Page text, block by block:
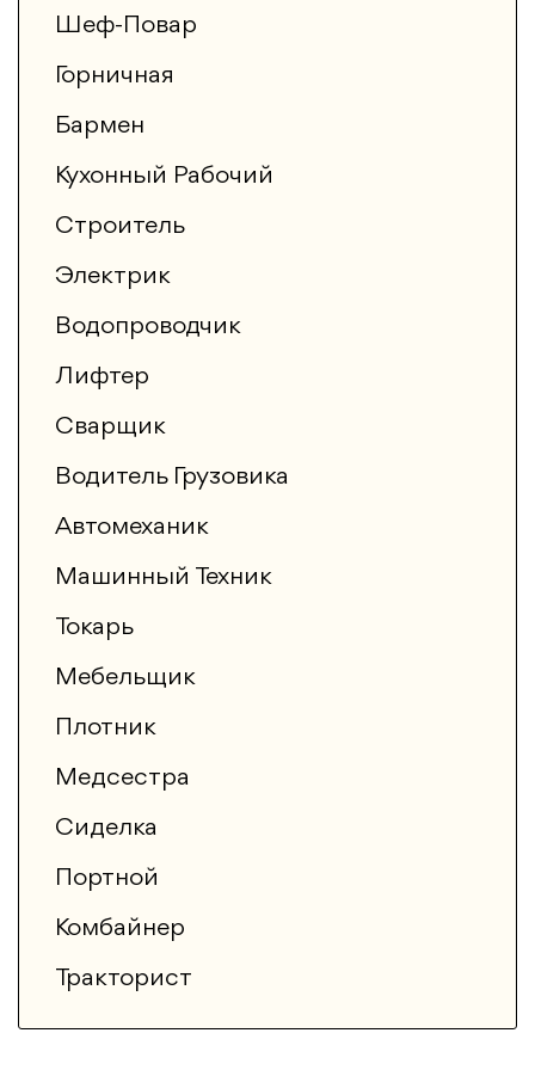
Шеф-Повар
Горничная
Бармен
Кухонный Рабочий
Строитель
Электрик
Водопроводчик
Лифтер
Сварщик
Водитель Грузовика
Автомеханик
Машинный Техник
Токарь
Мебельщик
Плотник
Медсестра
Сиделка
Портной
Комбайнер
Тракторист